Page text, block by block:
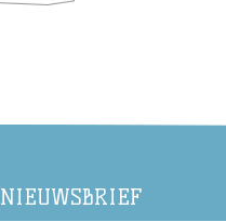
NIEUWSBRIEF